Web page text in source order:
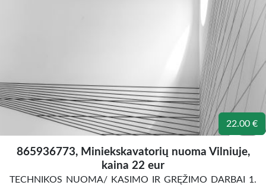
22.00 €
865936773, Miniekskavatorių nuoma Vilniuje,
kaina 22 eur
TECHNIKOS NUOMA/ KASIMO IR GRĘŽIMO DARBAI 1.